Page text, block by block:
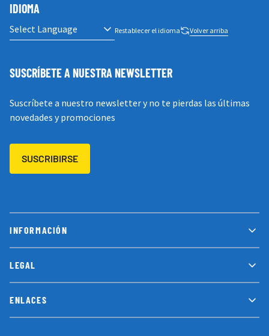
INFORMACIÓN
LEGAL
ENLACES
IDIOMA
Restablecer el idioma Volver arriba
SUSCRÍBETE A NUESTRA NEWSLETTER
Suscríbete a nuestro newsletter y no te pierdas las últimas
novedades y promociones
SUSCRIBIRSE